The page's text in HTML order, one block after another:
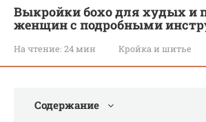
Выкройки бохо для худых и
женщин с подробными
На чтение: 24 мин Кройка и шитье
Содержание